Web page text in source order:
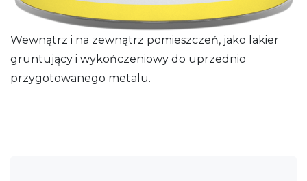
Wewnątrz i na zewnątrz pomieszczeń, jako lakier
gruntujący i wykończeniowy do uprzednio
przygotowanego metalu.